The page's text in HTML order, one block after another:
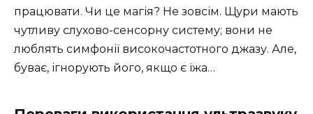
працювати. Чи це магія? Не зовсім. Щури мають
чутливу слухово-сенсорну систему; вони не
люблять симфонії високочастотного джазу. Але,
буває, ігнорують його, якщо є їжа…